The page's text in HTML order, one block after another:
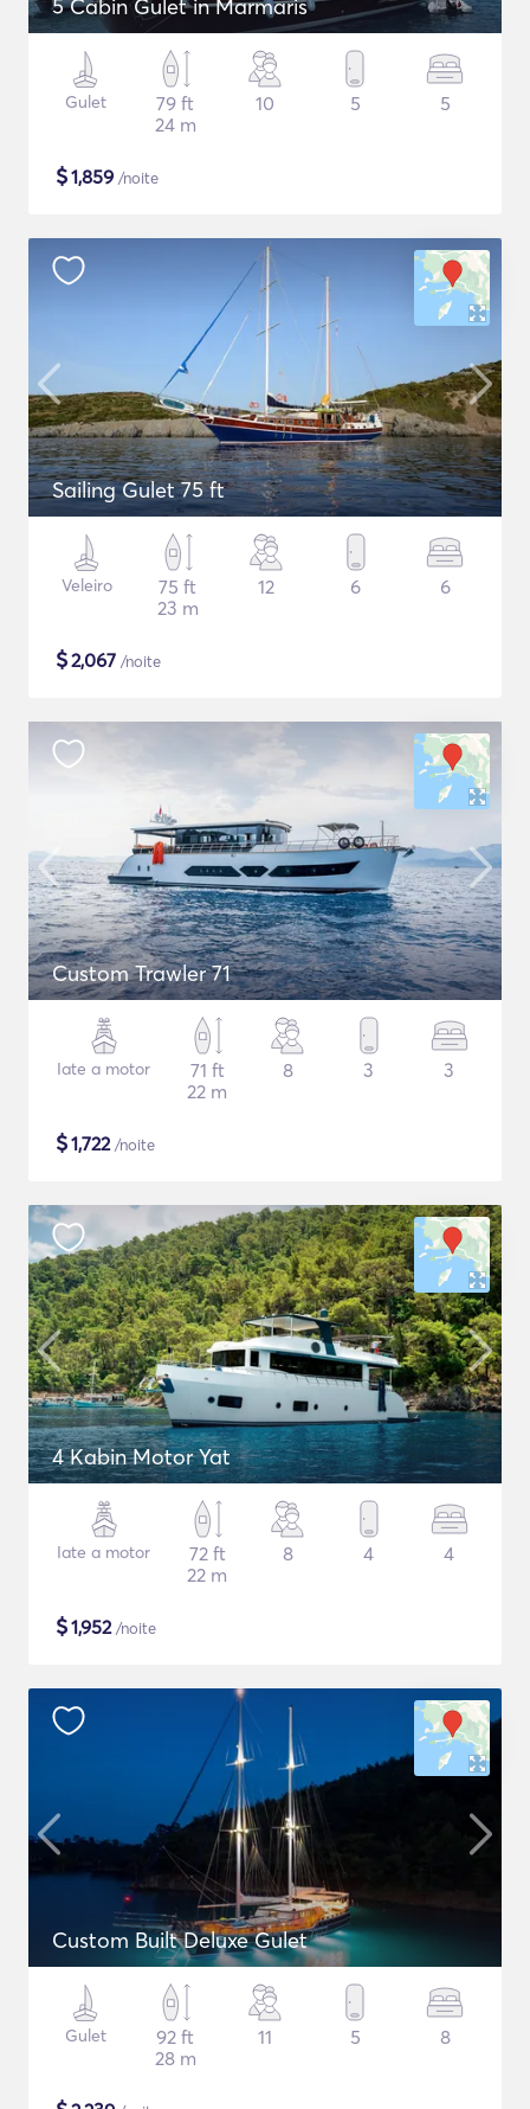
5 Cabin Gulet in Marmaris
Gulet
79 ft
24 m
10 5 5
$1,859 /noite
Sailing Gulet 75 ft
Veleiro
75 ft
23 m
12 6 6
$2,067 /noite
Custom Trawler 71
Iate a motor
71 ft
22 m
8 3 3
$1,722/noite
4 Kabin Motor Yat
Iate a motor
72 ft
22 m
8 4 4
$1,952/noite
Custom Built Deluxe Gulet
Gulet
92 ft
28 m
11 5 8